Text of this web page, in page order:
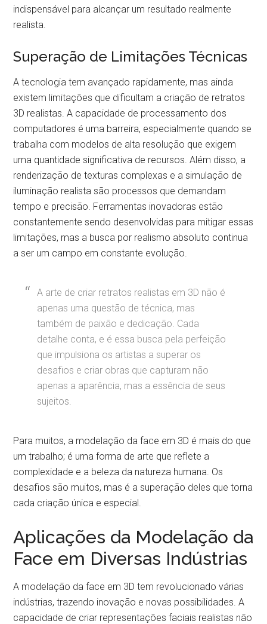
indispensável para alcançar um resultado realmente
realista.
Superação de Limitações Técnicas
A tecnologia tem avançado rapidamente, mas ainda
existem limitações que dificultam a criação de retratos
3D realistas. A capacidade de processamento dos
computadores é uma barreira, especialmente quando se
trabalha com modelos de alta resolução que exigem
uma quantidade significativa de recursos. Além disso, a
renderização de texturas complexas e a simulação de
iluminação realista são processos que demandam
tempo e precisão. Ferramentas inovadoras estão
constantemente sendo desenvolvidas para mitigar essas
limitações, mas a busca por realismo absoluto continua
a ser um campo em constante evolução.
A arte de criar retratos realistas em 3D não é
apenas uma questão de técnica, mas
também de paixão e dedicação. Cada
detalhe conta, e é essa busca pela perfeição
que impulsiona os artistas a superar os
desafios e criar obras que capturam não
apenas a aparência, mas a essência de seus
sujeitos.
Para muitos, a modelação da face em 3D é mais do que
um trabalho; é uma forma de arte que reflete a
complexidade e a beleza da natureza humana. Os
desafios são muitos, mas é a superação deles que torna
cada criação única e especial.
Aplicações da Modelação da
Face em Diversas Indústrias
A modelação da face em 3D tem revolucionado várias
indústrias, trazendo inovação e novas possibilidades. A
capacidade de criar representações faciais realistas não